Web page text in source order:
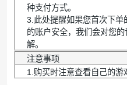
种支付方式。
3.此处提醒如果您首次下
的账户安全，我们会对您
解。
注意事项
1.购买时注意查看自己的游